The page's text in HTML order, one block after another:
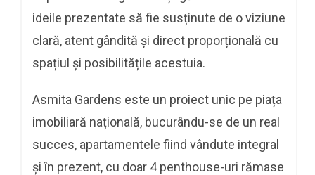
ideile prezentate să fie susținute de o viziune
clară, atent gândită și direct proporțională cu
spațiul și posibilitățile acestuia.
Asmita Gardens este un proiect unic pe piața
imobiliară națională, bucurându-se de un real
succes, apartamentele fiind vândute integral
și în prezent, cu doar 4 penthouse-uri rămase